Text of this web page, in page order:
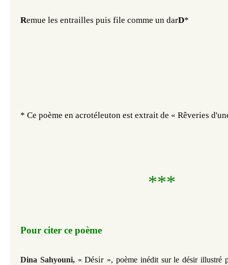
Remue les entrailles puis file comme un darD*
* Ce poème en acrotéleuton est extrait de « Rêveries
***
Pour citer ce poème
Dina Sahyouni, «Désir », poème inédit sur le désir illustré